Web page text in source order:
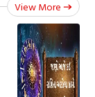
View More